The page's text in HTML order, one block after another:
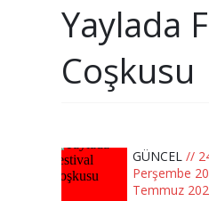
Yaylada
Coşkusu
GÜNCEL //
Perşembe
Temmuz